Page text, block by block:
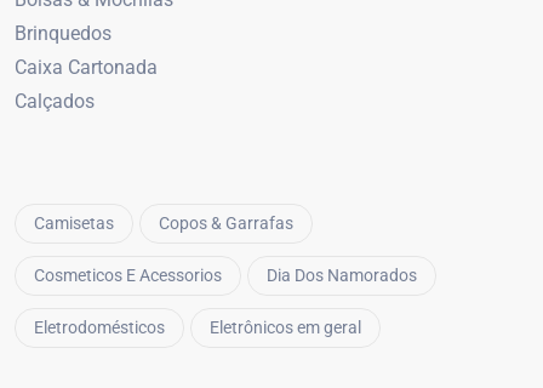
Brinquedos
Caixa Cartonada
Calçados
Camisetas Copos & Garrafas
Cosmeticos E Acessorios Dia Dos Namorados
Eletrodomésticos Eletrônicos em geral